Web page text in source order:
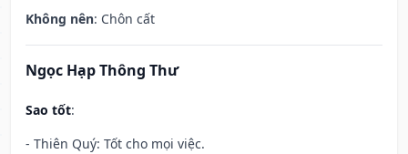
Không nên: Chôn cất
Ngọc Hạp Thông Thư
Sao tốt:
- Thiên Quý: Tốt cho mọi việc.